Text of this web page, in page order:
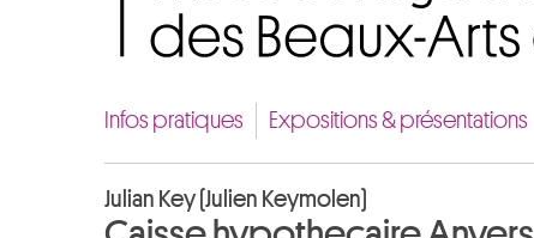
Infos pratiques Expositions & présentations
Julian Key (Julien Keymolen)